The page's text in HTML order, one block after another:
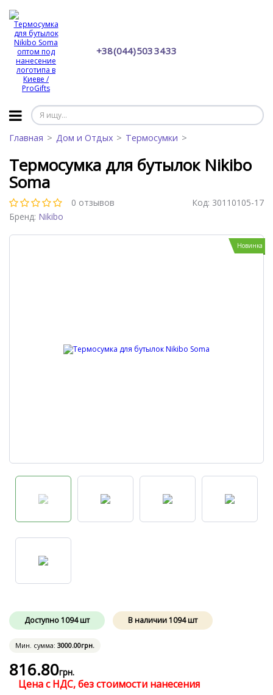
+38 (044) 503 34 33
Главная Дом и Отдых Термосумки
Термосумка для бутылок Nikibo
Soma
0 отзывов
Бренд: Nikibo
Код: 30110105-17
Новинка
Доступно1094 шт В наличии1094шт
Мин. сумма: 3000.00грн.
816.80грн.
Цена с НДС, без стоимости нанесения